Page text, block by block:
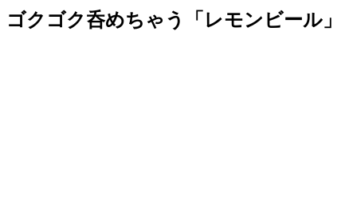
ゴクゴク呑めちゃう「レモンビール」